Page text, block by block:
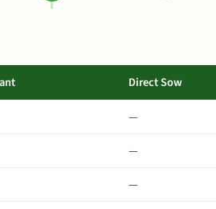
Direct Sow
—
—
—